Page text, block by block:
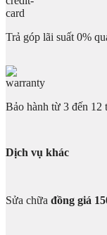
Trả góp lãi suất 0%
Bảo hành từ 3 đến 12
Dịch vụ khác
Sửa chữa đồng giá